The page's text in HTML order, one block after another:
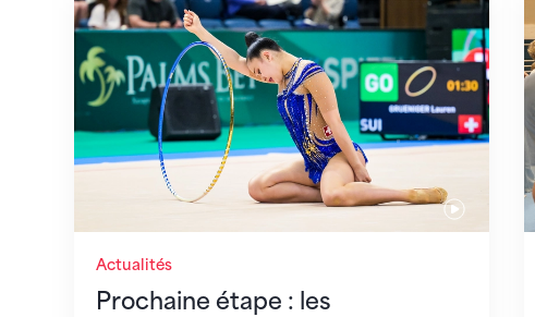
Actualités
Prochaine étape : les
Prochaine étape : les Championnats du monde